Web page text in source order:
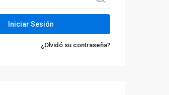
Iniciar Sesión
¿Olvidó su contraseña?